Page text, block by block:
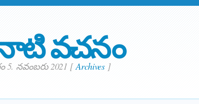
వచనం
5. నవంబరు 2021 [Archives ]